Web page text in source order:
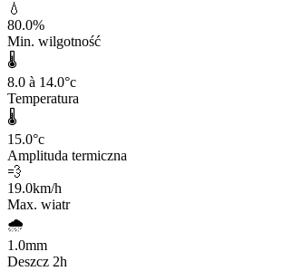
💧
80.0%
Min. wilgotność
🌡️
8.0 à 14.0°c
Temperatura
🌡️
15.0°c
Amplituda termiczna
💨
19.0km/h
Max. wiatr
🌧️
1.0mm
Deszcz 2h